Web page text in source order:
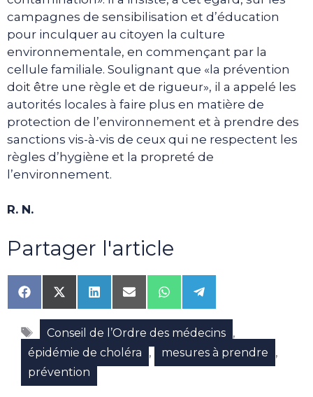
campagnes de sensibilisation et d’éducation
pour inculquer au citoyen la culture
environnementale, en commençant par la
cellule familiale. Soulignant que «la prévention
doit être une règle et de rigueur», il a appelé les
autorités locales à faire plus en matière de
protection de l’environnement et à prendre des
sanctions vis-à-vis de ceux qui ne respectent les
règles d’hygiène et la propreté de
l’environnement.
R. N.
Partager l'article
Share
on
Facebook
Share
on
X
(Twitter)
Share
on
LinkedIn
Share
on
Email
Share
on
WhatsApp
Share
on
Telegram
Étiquettes
Conseil de l’Ordre des médecins ,
épidémie de choléra , mesures à prendre ,
prévention